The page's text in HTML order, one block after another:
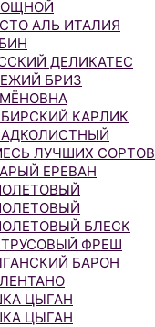
АЛЬ ИТАЛИЯ
ДЕЛИКАТЕС
БРИЗ
КАРЛИК
ЛУЧШИХ СОРТОВ
ЕРЕВАН
БЛЕСК
ФРЕШ
БАРОН
ЦЫГАН
ЦЫГАН